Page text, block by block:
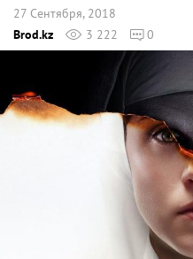
27 Сентября, 2018
Brod.kz
3 222 0